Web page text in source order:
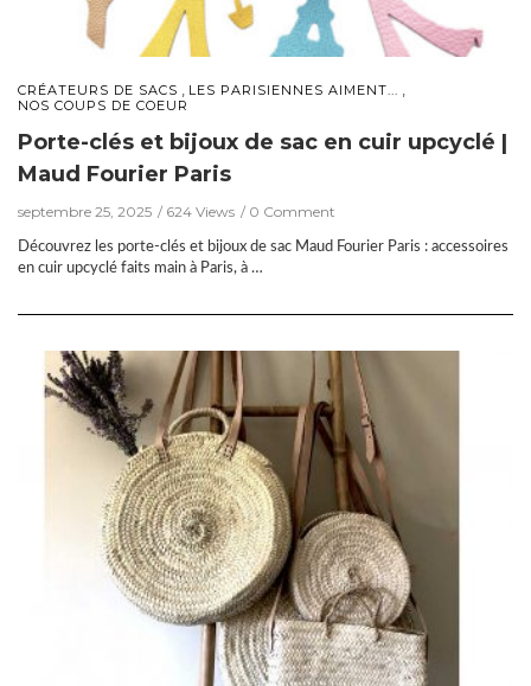
CRÉATEURS DE SACS LES PARISIENNES AIMENT...
NOS COUPS DE COEUR
Porte-clés et bijoux de sac en cuir upcyclé |
Maud Fourier Paris
septembre 25, 2025 624 Views 0 Comment
Découvrez les porte-clés et bijoux de sac Maud Fourier Paris : accessoires
en cuir upcyclé faits main à Paris, à …